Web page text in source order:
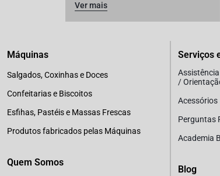
Ver mais
Máquinas
Salgados, Coxinhas e Doces
Confeitarias e Biscoitos
Esfihas, Pastéis e Massas Frescas
Produtos fabricados pelas Máquinas
Quem Somos
Serviços
/
Acessórios
Perguntas
Academia
Blog